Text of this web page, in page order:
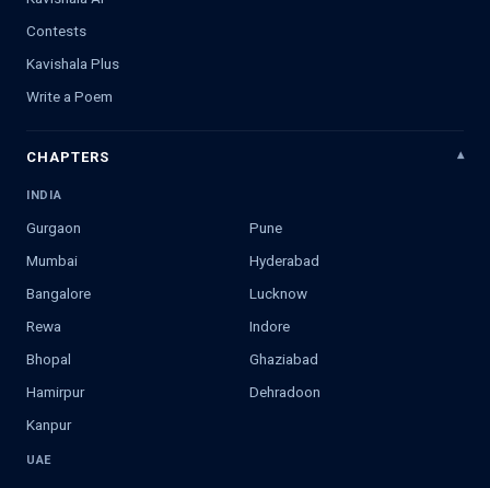
Contests
Kavishala Plus
Write a Poem
CHAPTERS
INDIA
Gurgaon
Pune
Mumbai
Hyderabad
Bangalore
Lucknow
Rewa
Indore
Bhopal
Ghaziabad
Hamirpur
Dehradoon
Kanpur
UAE